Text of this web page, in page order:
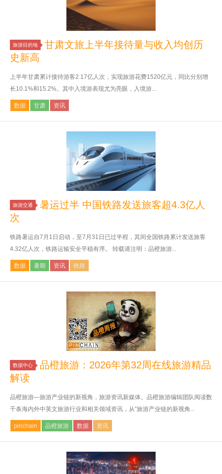
旅游目的地
甘肃文旅上半年接待量与收入均创历
史新高
上半年甘肃累计接待游客2.17亿人次，实现旅游花费1520亿元，同比分别增
长10.1%和15.2%。其中入境游表现尤为亮眼，入境游...
数据 甘肃 资讯
旅游交通
暑运过半 中国铁路发送旅客超4.3亿人
次
铁路暑运自7月1日启动，至7月31日已过半程，其间全国铁路累计发送旅客
4.32亿人次，铁路运输安全平稳有序。 转载请注明：品橙旅游...
数据 暑期 资讯 铁路
数据中心
品橙旅游：2026年第32周在线旅游精品
解读
品橙旅游—旅游产业链的新视角，旅游资讯新媒体。品橙旅游编辑团队阅读数
千条海内外中英文旅游行业和相关领域资讯，从“旅游产业链的新视角...
pinchain 品橙旅游 数据 资讯